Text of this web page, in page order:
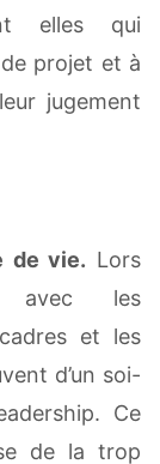
elles qui
projet et à
jugement
de vie. Lors
avec les
et les
d’un soi-
Ce
de la trop